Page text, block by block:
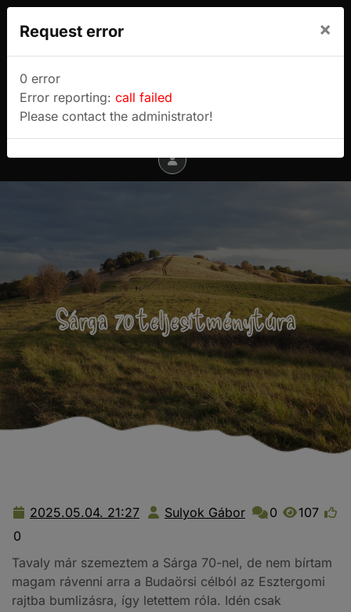
Sulyok Gábor túrablogja
Menu
Sárga 70 teljesítménytúra
2025.05.04. 21:27 2025.05.04.
Sulyok Gábor Sulyok
0
107
0
Tavaly már szemeztem a Sárga 70-nel, de nem bírtam
magam rávenni arra a Budaörsi célból az Esztergomi
rajtba bumlizásra, így letettem róla. Idén csak
Request error ×
0 error
Error reporting: call failed
Please contact the administrator!